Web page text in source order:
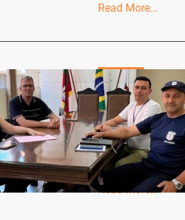
Read More…
Destaque
Secretaria de
gestão com
Micheli Armanje
O Secretário de
uma equipe da…
Read More…